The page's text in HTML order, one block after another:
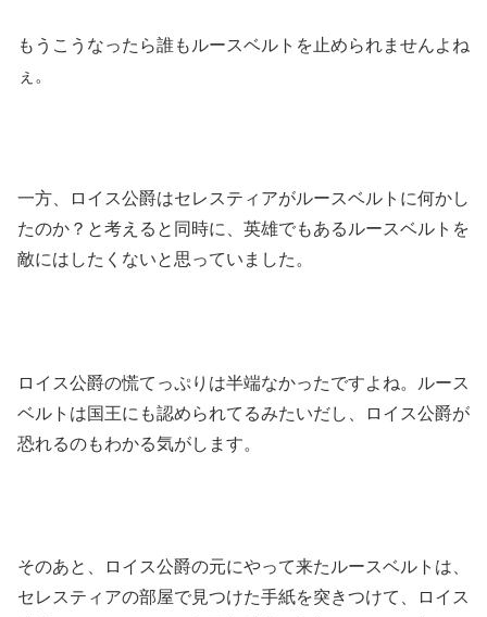
もうこうなったら誰もルースベルトを止められませんよね
ぇ。
一方、ロイス公爵はセレスティアがルースベルトに何かし
たのか？と考えると同時に、英雄でもあるルースベルトを
敵にはしたくないと思っていました。
ロイス公爵の慌てっぷりは半端なかったですよね。ルース
ベルトは国王にも認められてるみたいだし、ロイス公爵が
恐れるのもわかる気がします。
そのあと、ロイス公爵の元にやって来たルースベルトは、
セレスティアの部屋で見つけた手紙を突きつけて、ロイス